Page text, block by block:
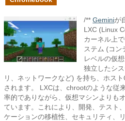
/** Geminiが
LXC (Linux
カーネル上
ステム (コン
レベルの仮
独立したシ
リ、ネットワークなど) を持ち、ホス
されます。 LXCは、chrootのような従
率的でありながら、仮想マシンよりも
ています。これにより、開発、テスト
ケーションの移植性、セキュリティ、